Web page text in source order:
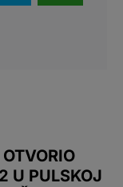
U PULSKOJ